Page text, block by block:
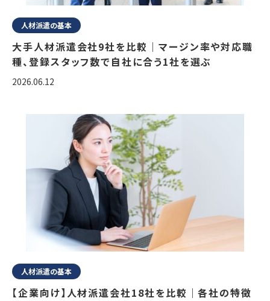
人材派遣の基本
大手人材派遣会社9社を比較｜マージン率や対応職
種、登録スタッフ数で自社に合う1社を選ぶ
2026.06.12
人材派遣の基本
【企業向け】人材派遣会社18社を比較｜各社の特徴